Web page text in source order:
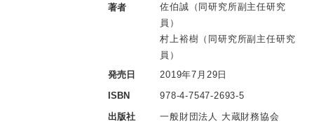
著者
佐伯誠（同研究所副主任研究
員）
村上裕樹（同研究所副主任研究
員）
発売日
2019年7月29日
ISBN
978-4-7547-2693-5
出版社
一般財団法人 大蔵財務協会